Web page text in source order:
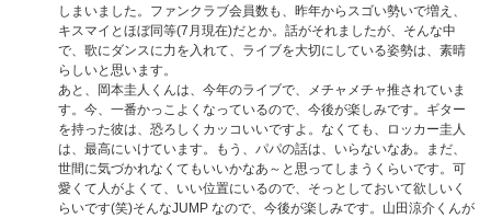
しまいました。ファンクラブ会員数も、昨年からスゴい勢いで増え、
キスマイとほぼ同等(7月現在)だとか。話がそれましたが、そんな中
で、歌にダンスに力を入れて、ライブを大切にしている姿勢は、素晴
らしいと思います。
あと、岡本圭人くんは、今年のライブで、メチャメチャ推されていま
す。今、一番かっこよくなっているので、今後が楽しみです。ギター
を持った彼は、恐ろしくカッコいいですよ。なくても、ロッカー圭人
は、最高にいけています。もう、パパの話は、いらないなあ。まだ、
世間に気づかれなくてもいいかなあ～と思ってしまうくらいです。可
愛くて人がよくて、いい位置にいるので、そっとしておいて欲しいく
らいです(笑)そんなJUMP なので、今後が楽しみです。山田涼介くんが